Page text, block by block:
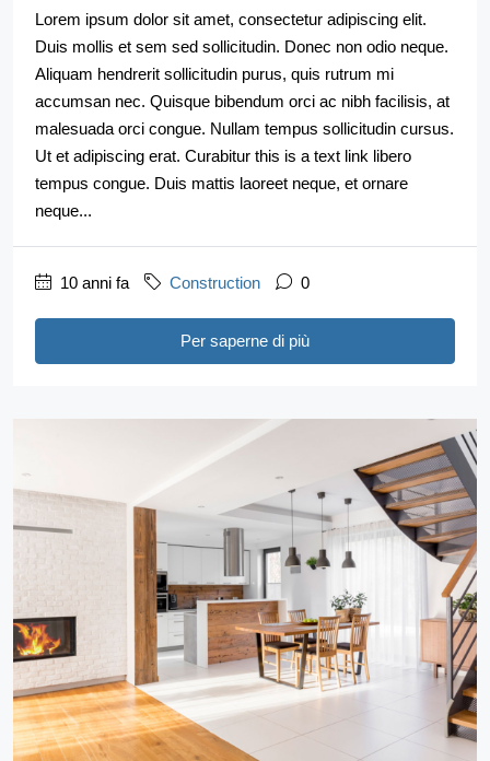
Lorem ipsum dolor sit amet, consectetur adipiscing elit.
Duis mollis et sem sed sollicitudin. Donec non odio neque.
Aliquam hendrerit sollicitudin purus, quis rutrum mi
accumsan nec. Quisque bibendum orci ac nibh facilisis, at
malesuada orci congue. Nullam tempus sollicitudin cursus.
Ut et adipiscing erat. Curabitur this is a text link libero
tempus congue. Duis mattis laoreet neque, et ornare
neque...
10 anni fa Construction 0
Per saperne di più